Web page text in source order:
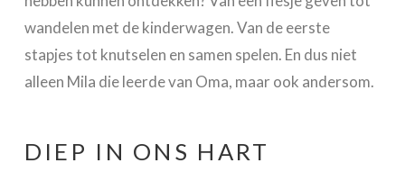
wandelen met de kinderwagen. Van de eerste
stapjes tot knutselen en samen spelen. En dus niet
alleen Mila die leerde van Oma, maar ook andersom.
DIEP IN ONS HART